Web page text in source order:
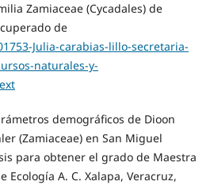
Zamiaceae (Cycadales) de
de
Julia-carabias-lillo-secretaria-
naturales-y-
demográficos de Dioon
(Zamiaceae) en San Miguel
para obtener el grado de Maestra
Ecología A. C. Xalapa, Veracruz,